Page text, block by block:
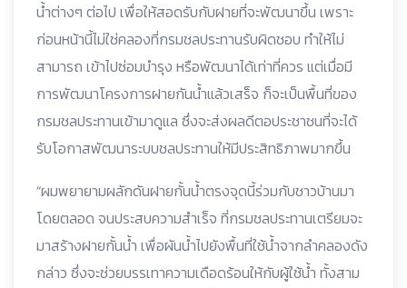
น้ำต่างๆ ต่อไป เพื่อให้สอดรับกับฝายที่จะพัฒนาขึ้น เพราะ
ก่อนหน้านี้ไม่ใช่คลองที่กรมชลประทานรับผิดชอบ ทำให้ไม่
สามารถ เข้าไปซ่อมบำรุง หรือพัฒนาได้เท่าที่ควร แต่เมื่อมี
การพัฒนาโครงการฝายกันน้ำแล้วเสร็จ ก็จะเป็นพื้นที่ของ
กรมชลประทานเข้ามาดูแล ซึ่งจะส่งผลดีตอประชาชนที่จะได้
รับโอกาสพัฒนาระบบชลประทานให้มีประสิทธิภาพมากขึ้น
“ผมพยายามผลักดันฝายกั้นน้ำตรงจุดนี้ร่วมกับชาวบ้านมา
โดยตลอด จนประสบความสำเร็จ ที่กรมชลประทานเตรียมจะ
มาสร้างฝายกั้นน้ำ เพื่อผันน้ำไปยังพื้นที่ใช้น้ำจากลำคลองดัง
กล่าว ซึ่งจะช่วยบรรเทาความเดือดร้อนให้กับผู้ใช้น้ำ ทั้งสาม